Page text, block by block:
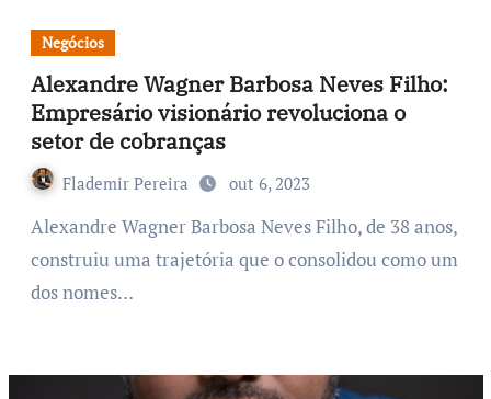
Negócios
Alexandre Wagner Barbosa Neves Filho:
Empresário visionário revoluciona o
setor de cobranças
Flademir Pereira out 6, 2023
Alexandre Wagner Barbosa Neves Filho, de 38 anos,
construiu uma trajetória que o consolidou como um
dos nomes…